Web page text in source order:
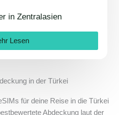
in Zentralasien
Lesen
in der Türkei
für deine Reise in die Türkei
Abdeckung laut der